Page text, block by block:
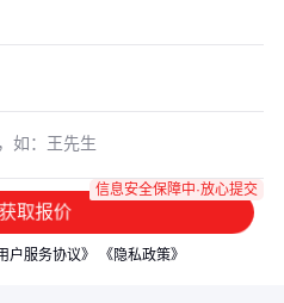
取报价
信息安全保障中·放心提交
户服务协议》 《隐私政策》